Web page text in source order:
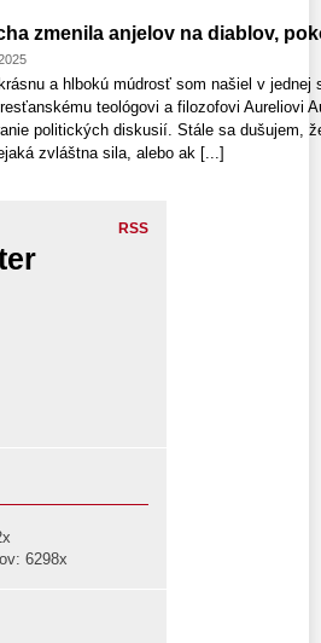
zmenila anjelov na diablov,
a hlbokú múdrosť som našiel v jednej
teológovi a filozofovi Aureliovi
politických diskusií. Stále sa dušujem,
zvláštna sila, alebo ak [...]
RSS
6298x